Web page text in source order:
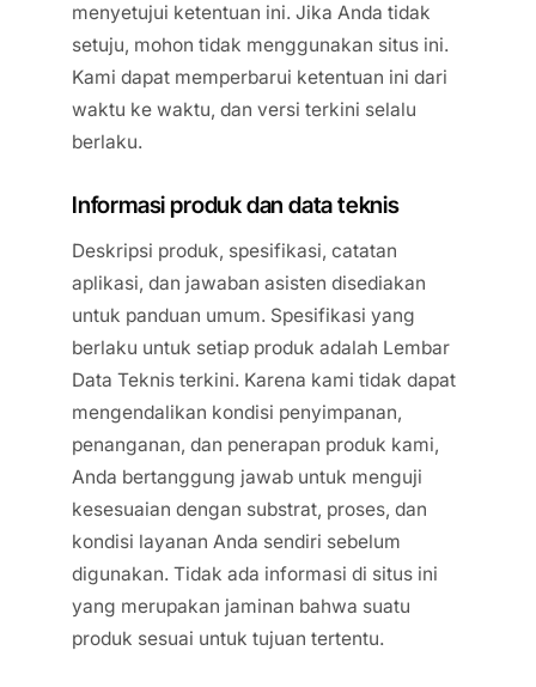
menyetujui ketentuan ini. Jika Anda tidak
setuju, mohon tidak menggunakan situs ini.
Kami dapat memperbarui ketentuan ini dari
waktu ke waktu, dan versi terkini selalu
berlaku.
Informasi produk dan data teknis
Deskripsi produk, spesifikasi, catatan
aplikasi, dan jawaban asisten disediakan
untuk panduan umum. Spesifikasi yang
berlaku untuk setiap produk adalah Lembar
Data Teknis terkini. Karena kami tidak dapat
mengendalikan kondisi penyimpanan,
penanganan, dan penerapan produk kami,
Anda bertanggung jawab untuk menguji
kesesuaian dengan substrat, proses, dan
kondisi layanan Anda sendiri sebelum
digunakan. Tidak ada informasi di situs ini
yang merupakan jaminan bahwa suatu
produk sesuai untuk tujuan tertentu.